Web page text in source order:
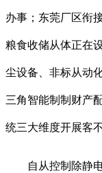
办事；东莞厂区衔
粮食收储从体正在
尘设备、非标从动
三角智能制制财产
统三大维度开展客
自从控制除静电